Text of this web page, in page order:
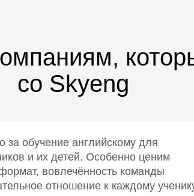
со Skyeng
за обучение английскому для
и их детей. Особенно ценим
вовлечённость команды
отношение к каждому